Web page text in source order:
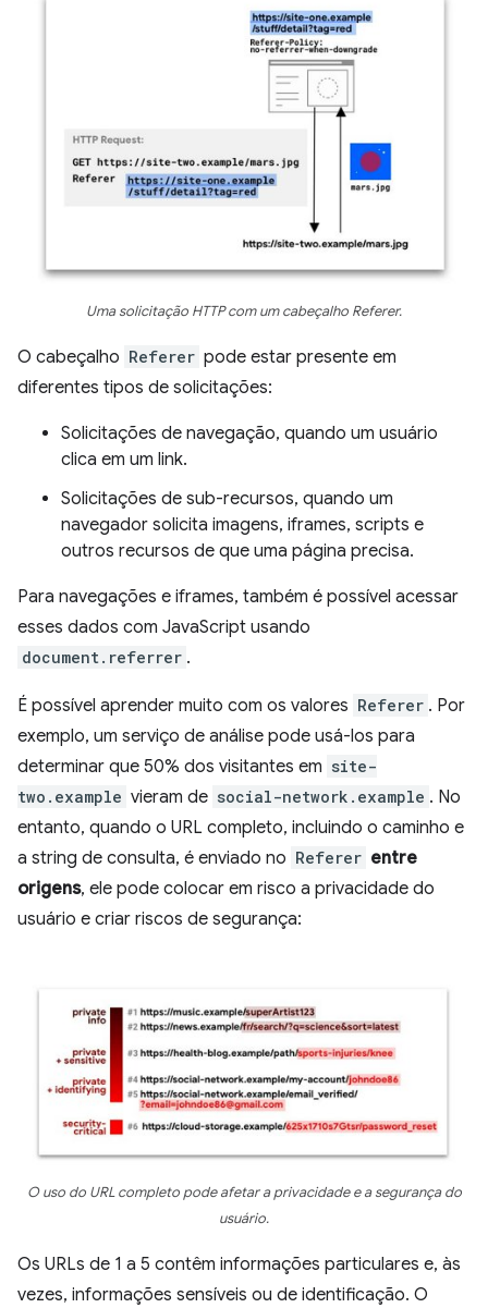
Uma solicitação HTTP com um cabeçalho Referer.
O cabeçalho Referer pode estar presente em
diferentes tipos de solicitações:
Solicitações de navegação, quando um usuário
clica em um link.
Solicitações de sub-recursos, quando um
navegador solicita imagens, iframes, scripts e
outros recursos de que uma página precisa.
Para navegações e iframes, também é possível acessar
esses dados com JavaScript usando
document.referrer .
É possível aprender muito com os valores Referer . Por
exemplo, um serviço de análise pode usá-los para
determinar que 50% dos visitantes em site-
two.example vieram de social-network.example . No
entanto, quando o URL completo, incluindo o caminho e
a string de consulta, é enviado no Referer entre
origens, ele pode colocar em risco a privacidade do
usuário e criar riscos de segurança:
O uso do URL completo pode afetar a privacidade e a segurança do
usuário.
Os URLs de 1 a 5 contêm informações particulares e, às
vezes, informações sensíveis ou de identificação. O